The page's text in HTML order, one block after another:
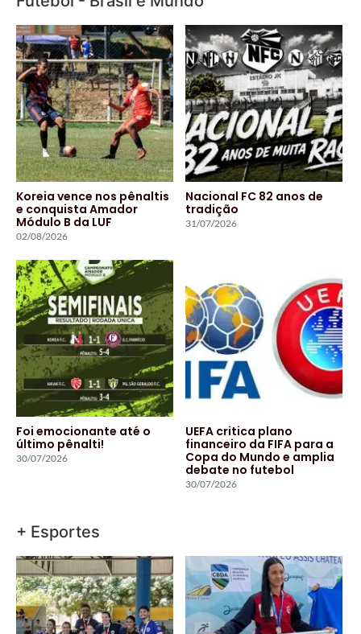
Koreia vence nos pênaltis
e conquista Amador
Módulo B da LUF
02/08/2026
Nacional FC 82 anos de
tradição
31/07/2026
Foi emocionante até o
último pênalti!
30/07/2026
UEFA critica plano
financeiro da FIFA para a
Copa do Mundo e amplia
debate no futebol
30/07/2026
+ Esportes